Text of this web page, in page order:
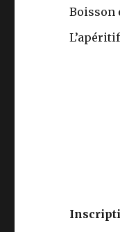
Boisson